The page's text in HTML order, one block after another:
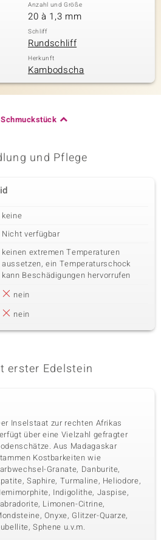
Anzahl und Größe
20 à 1,3 mm
Schliff
Rundschliff
Herkunft
Kambodscha
und Pflege
keine
Nicht verfügbar
keinen extremen Temperaturen
aussetzen, ein Temperaturschock
kann Beschädigungen hervorrufen
nein
nein
erster Edelstein
Inselstaat zur rechten Afrikas
über eine Vielzahl gefragter
Aus Madagaskar
Kostbarkeiten wie
Granate, Danburite,
Saphire, Turmaline, Heliodore,
Indigolithe, Jaspise,
Limonen-Citrine,
Onyxe, Glitzer-Quarze,
Sphene u.v.m.